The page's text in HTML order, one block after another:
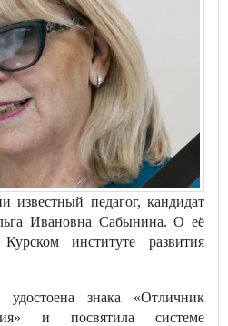
педагог, кандидат
Ивановна Сабынина. О её
институте развития
знака «Отличник
и посвятила системе